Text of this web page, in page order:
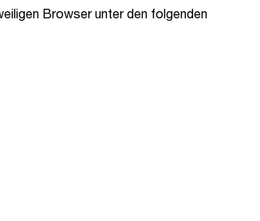
Browser unter den folgenden